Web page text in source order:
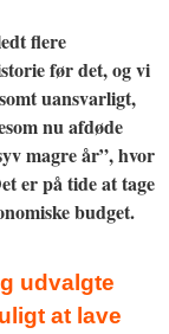
flere
før det, og vi
uansvarligt,
nu afdøde
magre år”, hvor
er på tide at tage
budget.
udvalgte
at lave